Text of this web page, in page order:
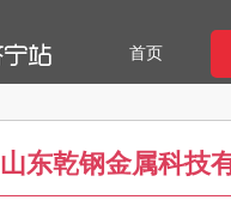
首页
山东乾钢金属科技